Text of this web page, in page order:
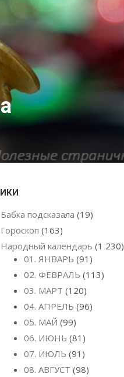
Бабка подсказала (19)
Гороскоп (163)
Народный календарь (1 230)
01. ЯНВАРЬ (91)
02. ФЕВРАЛЬ (113)
03. МАРТ (120)
04. АПРЕЛЬ (96)
05. МАЙ (99)
06. ИЮНЬ (81)
07. ИЮЛЬ (91)
08. АВГУСТ (98)